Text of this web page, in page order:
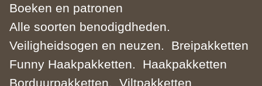
Boeken en patronen
Alle soorten benodigdheden.
Veiligheidsogen en neuzen.
Breipakketten
Funny Haakpakketten.
Haakpakketten
Borduurpakketten.
Viltpakketten